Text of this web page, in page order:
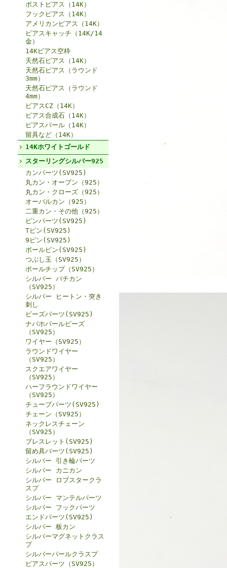
ポストピアス（14K）
フックピアス（14K）
アメリカンピアス（14K）
ピアスキャッチ（14K/14
金）
14Kピアス空枠
天然石ピアス（14K）
天然石ピアス（ラウンド
3mm）
天然石ピアス（ラウンド
4mm）
ピアスCZ（14K）
ピアス合成石（14K）
ピアスパール（14K）
留具など（14K）
14Kホワイトゴールド
スターリングシルバー925
カンパーツ(SV925)
丸カン・オープン（925）
丸カン・クローズ（925）
オーバルカン（925）
二重カン・その他（925）
ピンパーツ(SV925)
Tピン(SV925)
9ピン(SV925)
ボールピン(SV925)
つぶし玉（SV925）
ボールチップ（SV925）
シルバー バチカン
（SV925）
シルバー ヒートン・突き
刺し
ビーズパーツ(SV925)
ナバホパールビーズ
（SV925）
ワイヤー（SV925）
ラウンドワイヤー
（SV925）
スクエアワイヤー
（SV925）
ハーフラウンドワイヤー
（SV925）
チューブパーツ(SV925)
チェーン（SV925）
ネックレスチェーン
（SV925）
ブレスレット(SV925)
留め具パーツ(SV925)
シルバー 引き輪パーツ
シルバー カニカン
シルバー ロブスタークラ
スプ
シルバー マンテルパーツ
シルバー フックパーツ
エンドパーツ(SV925)
シルバー 板カン
シルバーマグネットクラス
プ
シルバーパールクラスプ
ピアスパーツ（SV925）